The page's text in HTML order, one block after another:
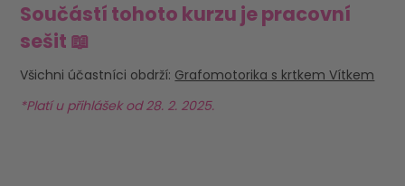
Součástí tohoto kurzu je pracovní
sešit 📖
Všichni účastníci obdrží: Grafomotorika s krtkem Vítkem
*Platí u přihlášek od 28. 2. 2025.